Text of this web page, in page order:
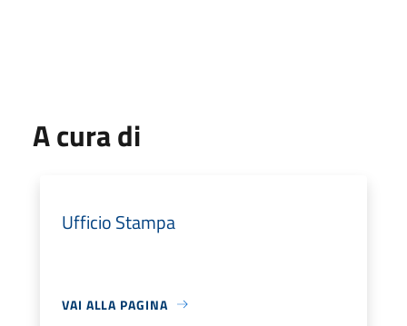
A cura di
Ufficio Stampa
VAI ALLA PAGINA